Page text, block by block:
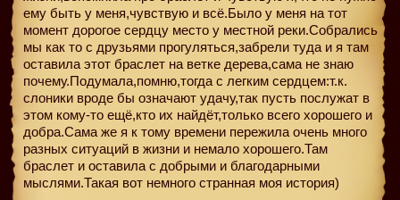
ему быть у меня,чувствую и всё.Было у меня на тот
момент дорогое сердцу место у местной реки.Собрались
мы как то с друзьями прогуляться,забрели туда и я там
оставила этот браслет на ветке дерева,сама не знаю
почему.Подумала,помню,тогда с легким сердцем:т.к.
слоники вроде бы означают удачу,так пусть послужат в
этом кому-то ещё,кто их найдёт,только всего хорошего и
добра.Сама же я к тому времени пережила очень много
разных ситуаций в жизни и немало хорошего.Там
браслет и оставила с добрыми и благодарными
мыслями.Такая вот немного странная моя история)